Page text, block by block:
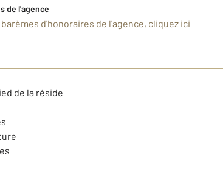
de l'agence
d'honoraires de l'agence, cliquez ici
de la réside